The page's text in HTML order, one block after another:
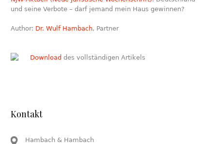
und seine Verbote – darf jemand mein Haus gewinnen?
Author: Dr. Wulf Hambach, Partner
Download des vollständigen Artikels
Kontakt
Hambach & Hambach